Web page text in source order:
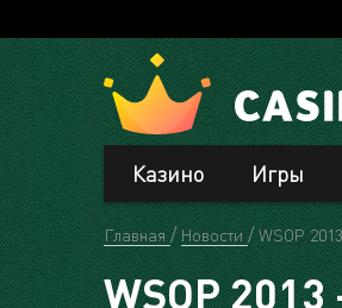
Казино Игры
Главная Новости WSOP
WSOP